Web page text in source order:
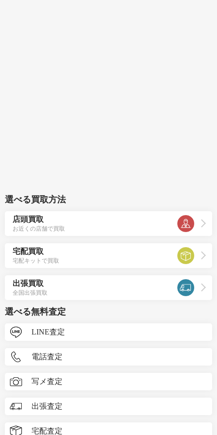
選べる買取方法
店頭買取
お近くの店舗で買取
宅配買取
宅配キットで買取
出張買取
全国出張買取
選べる無料査定
LINE査定
電話査定
写メ査定
出張査定
宅配査定